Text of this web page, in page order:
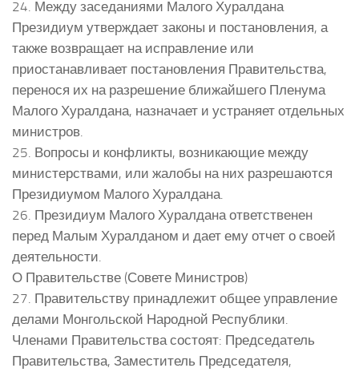
24. Между заседаниями Малого Хуралдана
Президиум утверждает законы и постановления, а
также возвращает на исправление или
приостанавливает постановления Правительства,
перенося их на разрешение ближайшего Пленума
Малого Хуралдана, назначает и устраняет отдельных
министров.
25. Вопросы и конфликты, возникающие между
министерствами, или жалобы на них разрешаются
Президиумом Малого Хуралдана.
26. Президиум Малого Хуралдана ответственен
перед Малым Хуралданом и дает ему отчет о своей
деятельности.
О Правительстве (Совете Министров)
27. Правительству принадлежит общее управление
делами Монгольской Народной Республики.
Членами Правительства состоят: Председатель
Правительства, Заместитель Председателя,